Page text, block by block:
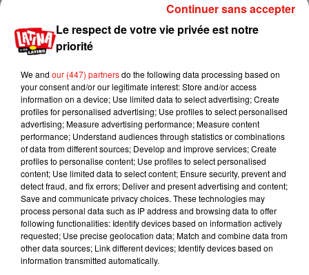
6 août 2026
Karol G dévoile la tracklist de son
nouvel album… avec des invités...
5 août 2026
Benny
Becky G sur
+ DE MUSIQUE
Mundo Latino
Le respect de votre vie privée est notre
priorité
We and our (447) partnersdo the following data processing based on
your consent and/or our legitimate interest: Store and/or access
information on a device; Use limited data to select advertising; Create
profiles for personalised advertising; Use profiles to select personalised
advertising; Measure advertising performance; Measure content
performance; Understand audiences through statistics or combinations
of data from different sources; Develop and improve services; Create
profiles to personalise content; Use profiles to select personalised
content; Use limited data to select content; Ensure security, prevent and
detect fraud, and fix errors; Deliver and present advertising and content;
Save and communicate privacy choices. These technologies may
process personal data such as IP address and browsing data to offer
following functionalities: Identify devices based on information actively
requested; Use precise geolocation data; Match and combine data from
other data sources; Link different devices; Identify devices based on
information transmitted automatically.
Continuer sans accepter